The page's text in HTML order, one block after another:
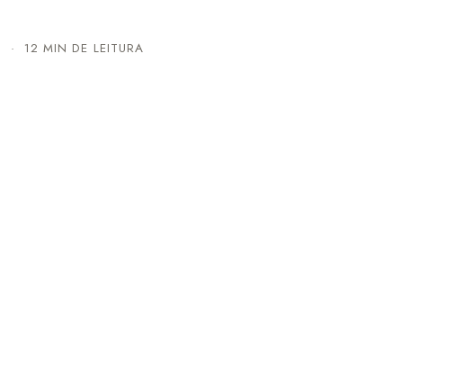
· 12 MIN DE LEITURA